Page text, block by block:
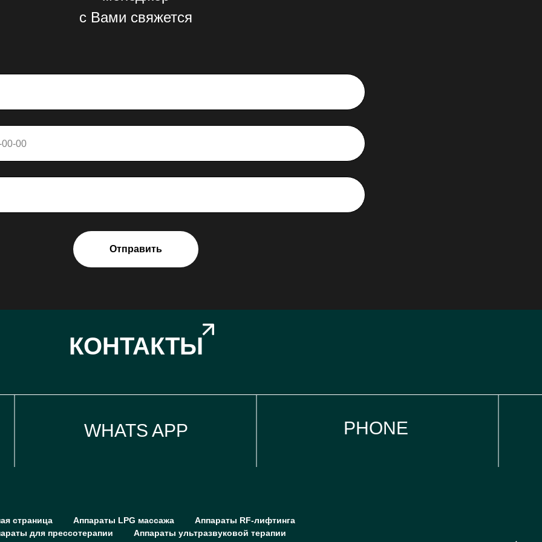
с Вами свяжется
Отправить
WHATS APP PHONE
КОНТАКТЫ
страница Аппараты LPG массажа
Аппараты RF-лифтинга
для прессотерапии
Аппараты ультразвуковой терапии